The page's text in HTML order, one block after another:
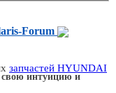
Forum
запчастей HYUNDAI
свою интуицию и